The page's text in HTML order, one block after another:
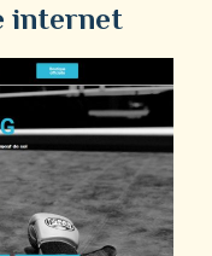
internet